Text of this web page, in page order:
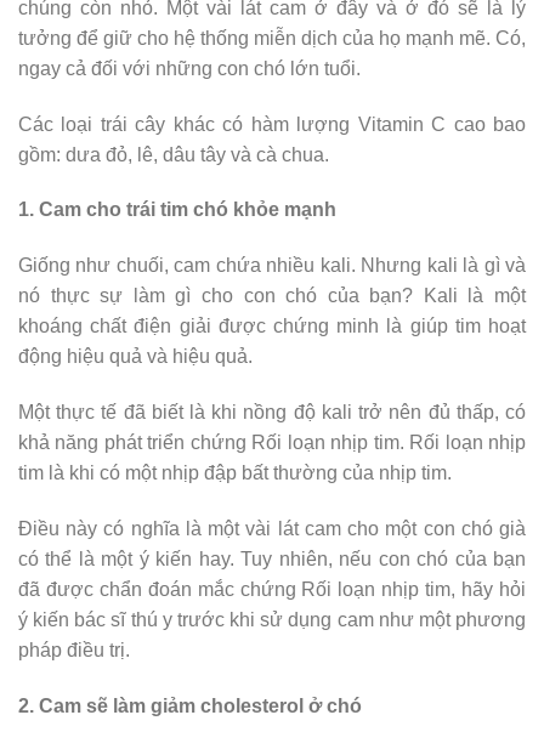
chúng còn nhỏ. Một vài lát cam ở đây và ở đó sẽ là lý
tưởng để giữ cho hệ thống miễn dịch của họ mạnh mẽ. Có,
ngay cả đối với những con chó lớn tuổi.
Các loại trái cây khác có hàm lượng Vitamin C cao bao
gồm: dưa đỏ, lê, dâu tây và cà chua.
1. Cam cho trái tim chó khỏe mạnh
Giống như chuối, cam chứa nhiều kali. Nhưng kali là gì và
nó thực sự làm gì cho con chó của bạn? Kali là một
khoáng chất điện giải được chứng minh là giúp tim hoạt
động hiệu quả và hiệu quả.
Một thực tế đã biết là khi nồng độ kali trở nên đủ thấp, có
khả năng phát triển chứng Rối loạn nhịp tim. Rối loạn nhịp
tim là khi có một nhịp đập bất thường của nhịp tim.
Điều này có nghĩa là một vài lát cam cho một con chó già
có thể là một ý kiến ​​hay. Tuy nhiên, nếu con chó của bạn
đã được chẩn đoán mắc chứng Rối loạn nhịp tim, hãy hỏi
ý kiến ​​bác sĩ thú y trước khi sử dụng cam như một phương
pháp điều trị.
2. Cam sẽ làm giảm cholesterol ở chó